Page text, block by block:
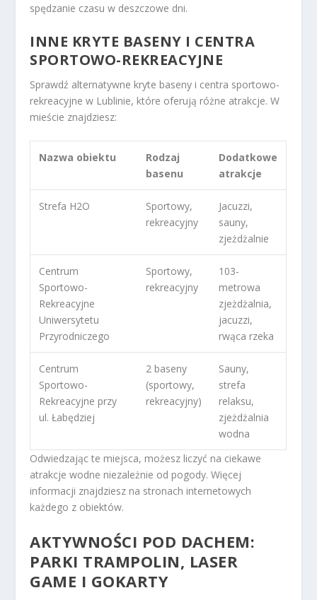
spędzanie czasu w deszczowe dni.
INNE KRYTE BASENY I CENTRA
SPORTOWO-REKREACYJNE
Sprawdź alternatywne kryte baseny i centra sportowo-
rekreacyjne w Lublinie, które oferują różne atrakcje. W
mieście znajdziesz:
Nazwa obiektu
Rodzaj
basenu
Dodatkowe
atrakcje
Strefa H2O
Sportowy,
rekreacyjny
Jacuzzi,
sauny,
zjeżdżalnie
Centrum
Sportowo-
Rekreacyjne
Uniwersytetu
Przyrodniczego
Sportowy,
rekreacyjny
103-
metrowa
zjeżdżalnia,
jacuzzi,
rwąca rzeka
Centrum
Sportowo-
Rekreacyjne przy
ul. Łabędziej
2 baseny
(sportowy,
rekreacyjny)
Sauny,
strefa
relaksu,
zjeżdżalnia
wodna
Odwiedzając te miejsca, możesz liczyć na ciekawe
atrakcje wodne niezależnie od pogody. Więcej
informacji znajdziesz na stronach internetowych
każdego z obiektów.
AKTYWNOŚCI POD DACHEM:
PARKI TRAMPOLIN, LASER
GAME I GOKARTY